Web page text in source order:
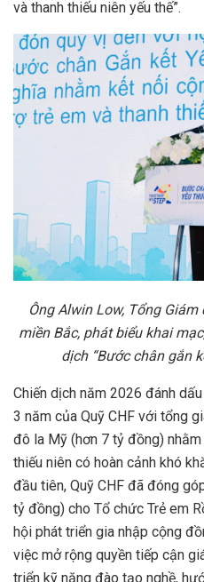
và thanh thiếu niên yếu thế”.
Ông Alwin Low, Tổng
miền Bắc, phát biểu khai
dịch “Bước chân gắn
Chiến dịch năm 2026 đánh
3 năm của Quỹ CHF với tổng
đô la Mỹ (hơn 7 tỷ đồng)
thiếu niên có hoàn cảnh khó
đầu tiên, Quỹ CHF đã đóng
tỷ đồng) cho Tổ chức Trẻ em
hội phát triển gia nhập cộng
việc mở rộng quyền tiếp cận
triển kỹ năng đào tạo nghề,